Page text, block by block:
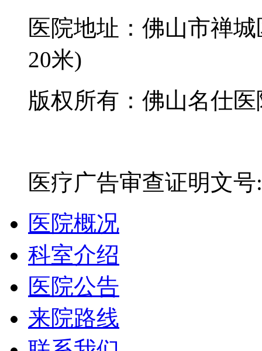
医院地址：佛山市禅
20米)
版权所有：佛山名仕
医疗广告审查证明文
医院概况
科室介绍
医院公告
来院路线